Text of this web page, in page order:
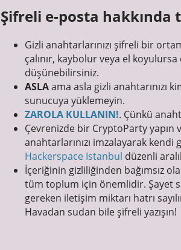
Şifreli e-posta hakkında
Gizli anahtarlarınızı şifreli bir
çalınır, kaybolur veya el
düşünebilirsiniz.
ASLAama asla gizli anahtarınızı
sunucuya yüklemeyin.
ZAROLA KULLANIN!. Çünkü
Çevrenizde bir CryptoParty yapın
anahtarlarınızı imzalayarak kendi
Hackerspace Istanbul düzenli
İçeriğinin gizliliğinden bağımsız
tüm toplum için önemlidir. Şayet
gereken iletişim miktarı hatrı
Havadan sudan bile şifreli yazışın!